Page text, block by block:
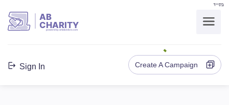
בס"ד
AB
CHARITY
powerd by ahblicklive.com
Sign In Create A Campaign